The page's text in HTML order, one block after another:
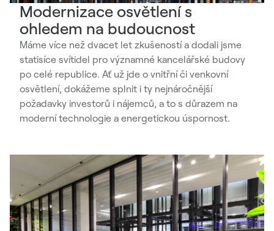
Modernizace osvětlení s
ohledem na budoucnost
Máme více než dvacet let zkušeností a dodali jsme
statisíce svítidel pro významné kancelářské budovy
po celé republice. Ať už jde o vnitřní či venkovní
osvětlení, dokážeme splnit i ty nejnáročnější
požadavky investorů i nájemců, a to s důrazem na
moderní technologie a energetickou úspornost.